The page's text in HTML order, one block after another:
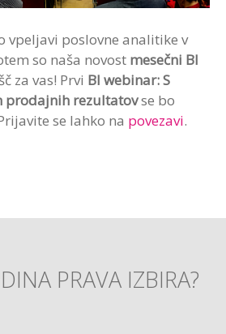
vpeljavi poslovne analitike v
so naša novost mesečni BI
za vas! Prvi BI webinar: S
prodajnih rezultatovse bo
se lahko na povezavi.
PRAVA IZBIRA?